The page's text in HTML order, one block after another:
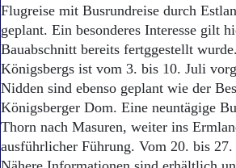
Flugreise mit Busrundreise durch
geplant. Ein besonderes Interesse gilt
Bauabschnitt bereits fertggestellt
Königsbergs ist vom 3. bis 10. Juli
Nidden sind ebenso geplant wie der
Königsberger Dom. Eine neuntägige
Thorn nach Masuren, weiter ins
ausführlicher Führung. Vom 20. bis